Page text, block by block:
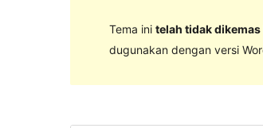
Tema ini telah tidak
dugunakan dengan versi